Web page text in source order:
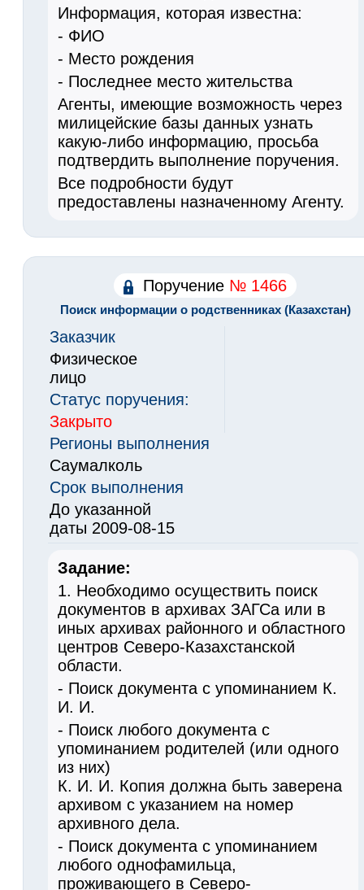
Информация, которая известна:
- ФИО
- Место рождения
- Последнее место жительства
Агенты, имеющие возможность через
милицейские базы данных узнать
какую-либо информацию, просьба
подтвердить выполнение поручения.
Все подробности будут
предоставлены назначенному Агенту.
Поручение № 1466
Поиск информации о родственниках (Казахстан)
Заказчик
Физическое
лицо
Статус поручения:
Закрыто
Регионы выполнения
Саумалколь
Срок выполнения
До указанной
даты 2009-08-15
Задание:
1. Необходимо осуществить поиск
документов в архивах ЗАГСа или в
иных архивах районного и областного
центров Северо-Казахстанской
области.
- Поиск документа с упоминанием К.
И. И.
- Поиск любого документа с
упоминанием родителей (или одного
из них)
К. И. И. Копия должна быть заверена
архивом с указанием на номер
архивного дела.
- Поиск документа с упоминанием
любого однофамильца,
проживающего в Северо-